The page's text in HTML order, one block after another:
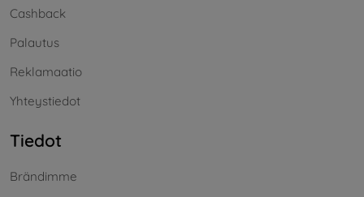
Cashback
Palautus
Reklamaatio
Yhteystiedot
Tiedot
Brändimme